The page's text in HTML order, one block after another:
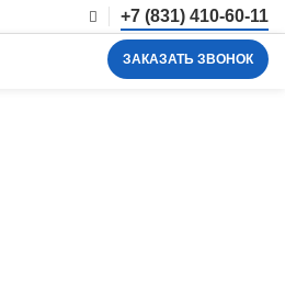
+7 (831) 410-60-11
ЗАКАЗАТЬ ЗВОНОК